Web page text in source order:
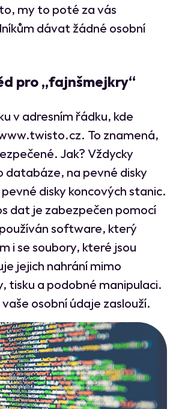
my to poté za vás
dávat žádné osobní
pro „fajnšmejkry“
v adresním řádku, kde
To znamená,
Jak? Vždycky
na pevné disky
disky koncových stanic.
dat je zabezpečen pomocí
software, který
i se soubory, které jsou
jejich nahrání mimo
tisku a podobné manipulaci.
osobní údaje zaslouží.